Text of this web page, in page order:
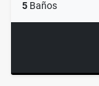
5 Baños